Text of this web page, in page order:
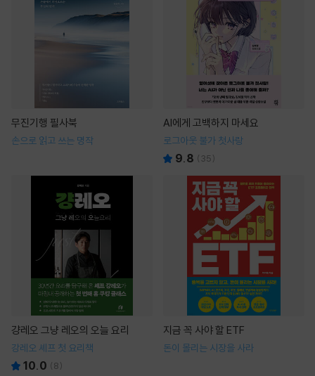
무진기행 필사북
손으로 읽고 쓰는 명작
AI에게 고백하지 마세요
로그아웃 불가 첫사랑
9.8 ( 35)
걍레오 그냥 레오의 오늘 요리
강레오 셰프 첫 요리책
10.0 (8)
지금 꼭 사야 할 ETF
돈이 몰리는 시장을 사라